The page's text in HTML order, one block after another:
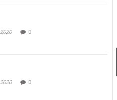
0
0